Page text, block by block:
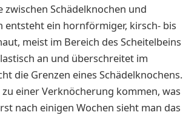
zwischen Schädelknochen und
entsteht ein hornförmiger, kirsch- bis
meist im Bereich des Scheitelbeins
an und überschreitet im
die Grenzen eines Schädelknochens.
einer Verknöcherung kommen, was
nach einigen Wochen sieht man das